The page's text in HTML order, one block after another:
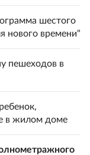
шестого
нового времени"
пешеходов в
в жилом доме